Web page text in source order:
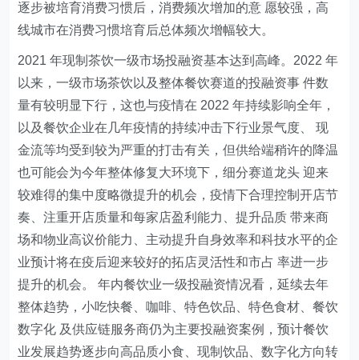
逐步被培育消费习惯后，消费频次增加的意 愿较强，高
线城市在消费习惯培育后总体频次增幅较大。
2021 年现制茶饮一级市场投融资基本达到高峰。2022 年
以来，一级市场茶饮以及整体餐饮赛道的投融资事 件数
量有较明显下行，这也与疫情在 2022 年持续影响全年，
以及餐饮企业在几年疫情的持续冲击下行业景气度、 现
金流等均受到较为严重的打击有关，但供给端稍许的降温
也可能会为今年整体修复大环境下，细分赛道龙头 迎来
较难得的集中度略微提升的机会，疫情下合理控制开店节
奏、注重开店质量和每家店盈利能力、提升品质 带来商
场和物业高议价能力、主动提升自身效率和科技水平的企
业预计将在疫后迎来较好的拓店灵活性和市占 率进一步
提升的机会。 年内餐饮业一级投融资情况看，延续去年
整体趋势，小吃快餐、咖啡、特色饮品、特色食材、餐饮
数字化 及供应链服务商仍为主要投融资案例，预计餐饮
业发展趋势逐步向高品质小食、现制饮品、数字化方向转